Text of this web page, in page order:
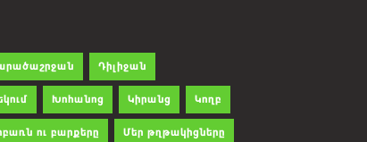
Դիլիջան
Խոհանոց Կիրանց Կողբ
ու բարքերը Մեր թղթակիցները